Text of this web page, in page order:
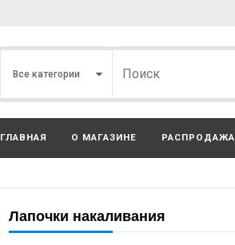
ГЛАВНАЯ О МАГАЗИНЕ РАСПРОДАЖА
Лапочки накаливания